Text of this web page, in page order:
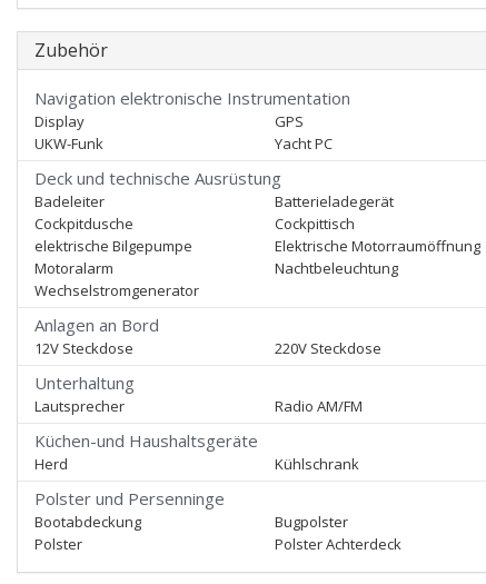
Zubehör
Navigation elektronische Instrumentation
Display GPS
UKW-Funk
Yacht PC
Deck und technische Ausrüstung
Badeleiter Batterieladegerät
Cockpitdusche
Cockpittisch
elektrische Bilgepumpe
Elektrische Motorraumöffnung
Motoralarm
Nachtbeleuchtung
Wechselstromgenerator
Anlagen an Bord
12V Steckdose 220V Steckdose
Unterhaltung
Lautsprecher Radio AM/FM
Küchen-und Haushaltsgeräte
Herd Kühlschrank
Polster und Persenninge
Bootabdeckung Bugpolster
Polster
Polster Achterdeck